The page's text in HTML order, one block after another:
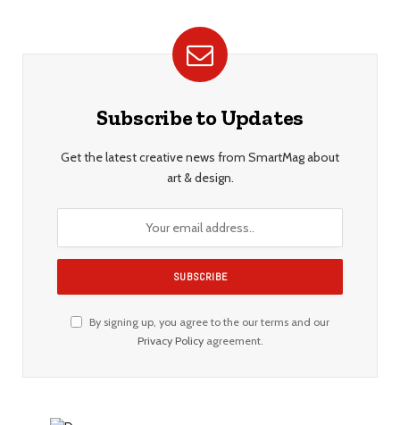
Subscribe to Updates
Get the latest creative news from SmartMag about
art & design.
By signing up, you agree to the our terms and our
Privacy Policyagreement.